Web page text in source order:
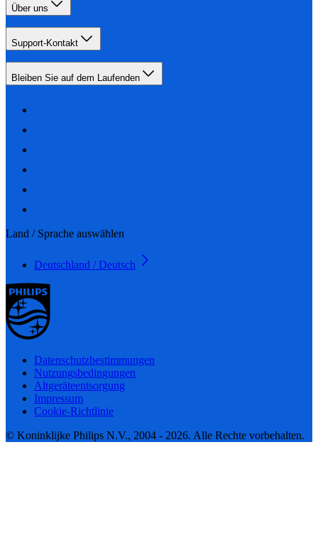
Über uns
Support-Kontakt
Bleiben Sie auf dem Laufenden
Land / Sprache auswählen
Deutschland / Deutsch
Datenschutzbestimmungen
Nutzungsbedingungen
Altgeräteentsorgung
Impressum
Cookie-Richtlinie
© Koninklijke Philips N.V., 2004 - 2026. Alle Rechte vorbehalten.